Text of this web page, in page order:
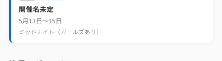
開催名未定
5月13日〜15日
ミッドナイト（ガールズあり）